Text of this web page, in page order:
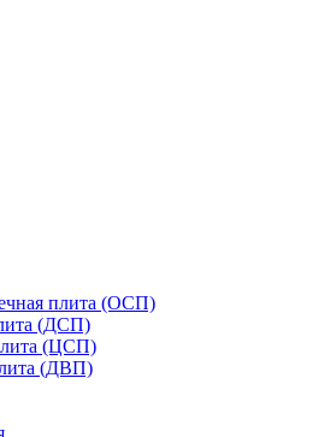
плита (ОСП)
(ДСП)
(ЦСП)
(ДВП)